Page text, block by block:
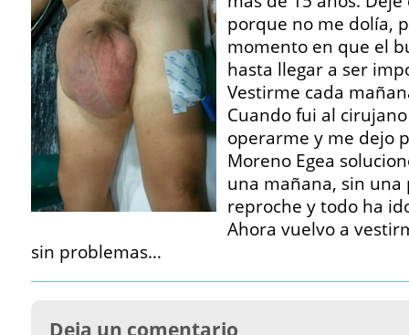
porque no me dolía,
momento en que el
hasta llegar a ser
Vestirme cada
Cuando fui al
operarme y me dejo
Moreno Egea
una mañana, sin una
reproche y todo ha
Ahora vuelvo a
sin problemas…
Deja un comentario